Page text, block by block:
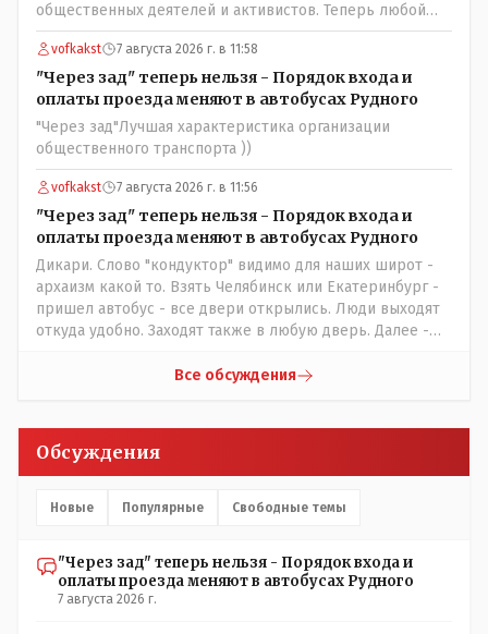
общественных деятелей и активистов. Теперь любой
активист и НПОшник будет поносить и диктовать
условия газете информационно бомбордируя ее пока та
не начнет писать "как надо" определенному кругу лиц.
Редакторская политика, коллектив журналистов уже
ниче не значат. Прискорбно и иронично
vofkakst 7 августа 2026 г. в 11:58
"Через зад" теперь нельзя - Порядок входа и
оплаты проезда меняют в автобусах Рудного
"Через зад"Лучшая характеристика организации
общественного транспорта ))
vofkakst 7 августа 2026 г. в 11:56
"Через зад" теперь нельзя - Порядок входа и
оплаты проезда меняют в автобусах Рудного
Дикари. Слово "кондуктор" видимо для наших широт -
архаизм какой то. Взять Челябинск или Екатеринбург -
пришел автобус - все двери открылись. Люди выходят
откуда удобно. Заходят также в любую дверь. Далее -
либо кондуктор подойдет с терминалом. Водитель
Кондуктор - помимо удобства - несомненно рабочие
места. Сколько людей можно трудоустроить? Но зачем,
контролировать , и (в редких случаях оплаты наличкой)
умудряемся похерить(
Все обсуждения
Обсуждения
Новые Популярные Свободные темы
"Через зад" теперь нельзя - Порядок входа и
оплаты проезда меняют в автобусах Рудного
7 августа 2026 г.